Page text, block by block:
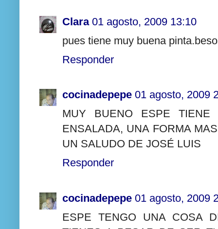
Clara 01 agosto, 2009 13:10
pues tiene muy buena
Responder
cocinadepepe 01 agosto, 2009
MUY BUENO ESPE
ENSALADA, UNA FORMA
UN SALUDO DE JOSÉ LUIS
Responder
cocinadepepe 01 agosto, 2009
ESPE TENGO UNA COSA